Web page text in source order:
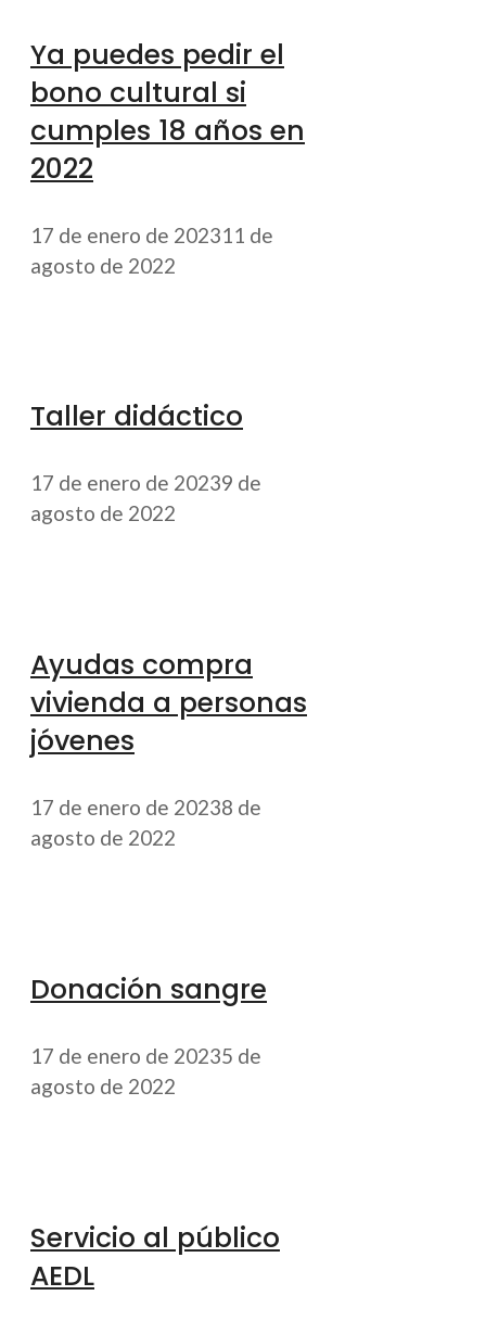
Ya puedes pedir el
bono cultural si
cumples 18 años en
2022
17 de enero de 202311 de
agosto de 2022
Taller didáctico
17 de enero de 20239 de
agosto de 2022
Ayudas compra
vivienda a personas
jóvenes
17 de enero de 20238 de
agosto de 2022
Donación sangre
17 de enero de 20235 de
agosto de 2022
Servicio al público
AEDL